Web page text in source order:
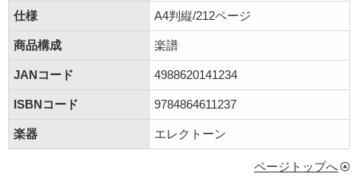
仕様 A4判縦/212ページ
商品構成 楽譜
JANコード 4988620141234
ISBNコード 9784864611237
楽器 エレクトーン
ページトップへ